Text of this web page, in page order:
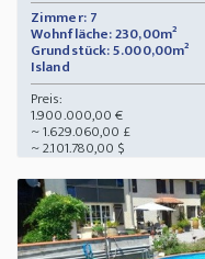
Zimmer: 7
Wohnfläche: 230,00m²
Grundstück: 5.000,00m²
Island
Preis:
1.900.000,00 €
~ 1.629.060,00 £
~ 2.101.780,00 $